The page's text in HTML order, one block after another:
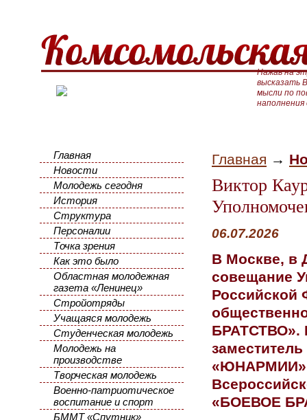
Нажав на
высказать
мысли по
Главная
Новости
Молодежь сегодня
История
Структура
Персоналии
Точка зрения
Как это было
Областная молодежная
газета «Ленинец»
Стройотряды
Учащаяся молодежь
Студенческая молодежь
Молодежь на
производстве
Творческая молодежь
Военно-патриотическое
воспитание и спорт
БММТ «Спутник»
Главная →
Виктор
06.07.2026
В Москве, в
совещание
Российской
БРАТСТВО».
«ЮНАРМИИ»,
«БОЕВОЕ